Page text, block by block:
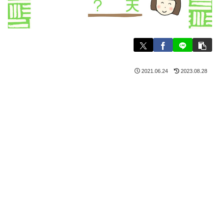
2021.06.24 2023.08.28